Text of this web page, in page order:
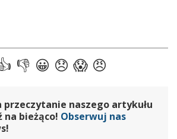
przeczytanie naszego artykułu
na bieżąco! Obserwuj nas